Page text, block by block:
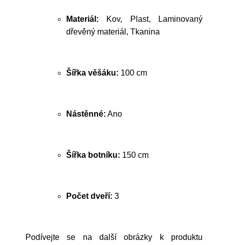
Materiál: Kov, Plast, Laminovaný
dřevěný materiál, Tkanina
Šířka věšáku: 100 cm
Nástěnné: Ano
Šířka botníku: 150 cm
Počet dveří: 3
Podívejte se na další obrázky k produktu